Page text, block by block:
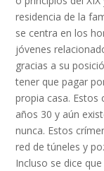
residencia de la
se centra en los
jóvenes
gracias a su
tener que pagar
propia casa.
años 30 y aún
nunca. Estos
red de túneles y
Incluso se dice